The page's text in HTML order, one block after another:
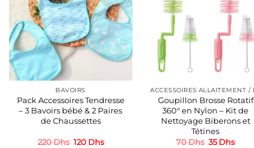
BAVOIRS
Pack Accessoires Tendresse
– 3 Bavoirs bébé & 2 Paires
de Chaussettes
220Dhs Le
120 DhsLe
Goupillon Brosse Rotatif
360° en Nylon – Kit de
Nettoyage Biberons et
Tétines
70Dhs Le
35DhsLe